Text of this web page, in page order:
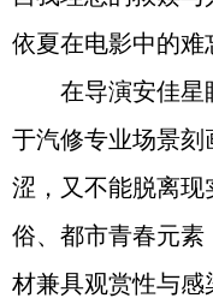
依夏在电影中的难
在导演安佳星
于汽修专业场景
涩，又不能脱离现
俗、都市青春元
材兼具观赏性与